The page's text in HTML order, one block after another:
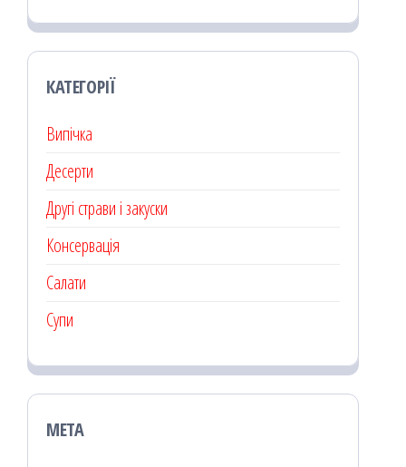
КАТЕГОРІЇ
Випічка
Десерти
Другі страви і закуски
Консервація
Салати
Супи
МЕТА